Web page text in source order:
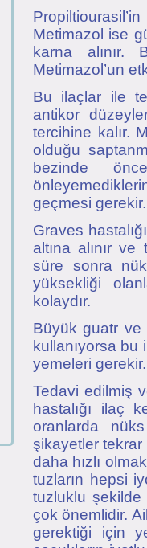
Metimazol ise
karna alınır.
Metimazol’un
Bu ilaçlar ile
antikor
tercihine kalır.
olduğu
bezinde
geçmesi gerekir.
Graves
altına alınır
süre sonra
yüksekliği
kolaydır.
Büyük guatr ve
kullanıyorsa
yemeleri gerekir.
Tedavi edilmiş
hastalığı ilaç
oranlarda
şikayetler tekrar
daha hızlı
tuzların hepsi
tuzluklu şekilde
çok önemlidir.
gerektiği için